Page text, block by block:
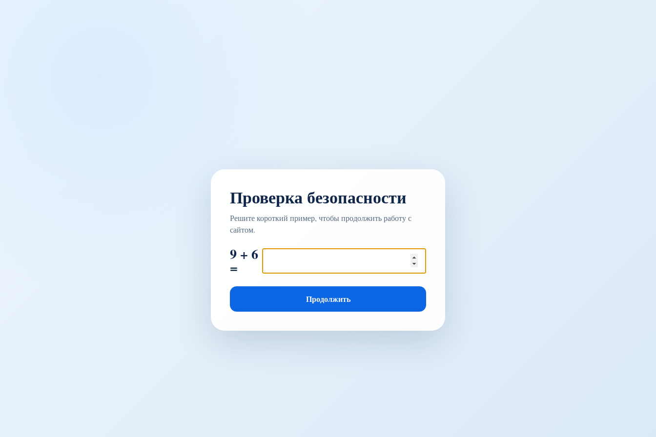
Проверка безопасности
Решите короткий пример, чтобы продолжить работу с
сайтом.
9 + 6
=
Продолжить